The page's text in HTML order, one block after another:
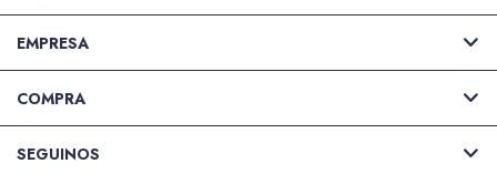
EMPRESA
COMPRA
SEGUINOS